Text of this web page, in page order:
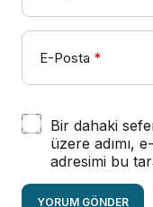
E-Posta *
Bir dahaki
üzere adımı,
adresimi bu
YORUM GÖNDER